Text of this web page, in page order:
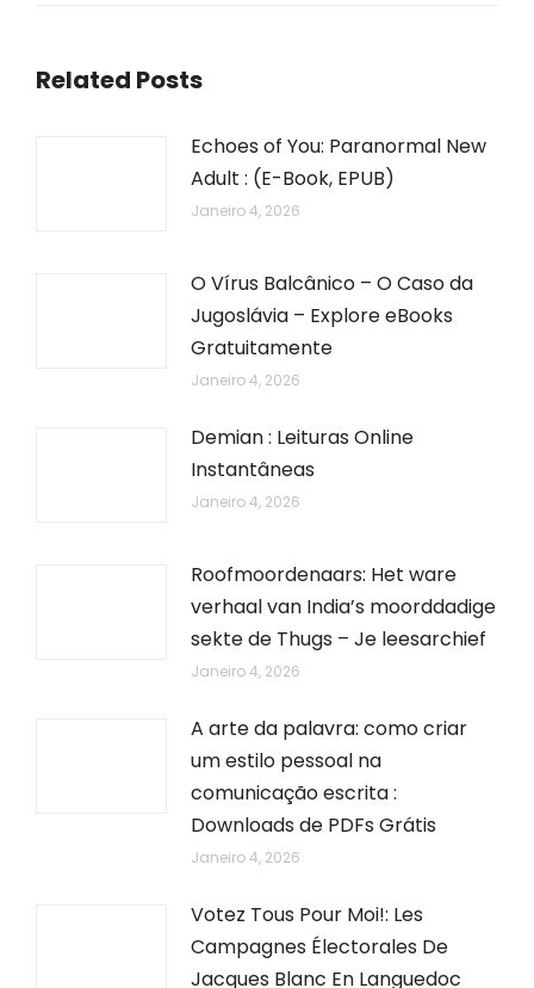
Related Posts
Echoes of You: Paranormal New
Adult : (E-Book, EPUB)
Janeiro 4, 2026
O Vírus Balcânico – O Caso da
Jugoslávia – Explore eBooks
Gratuitamente
Janeiro 4, 2026
Demian : Leituras Online
Instantâneas
Janeiro 4, 2026
Roofmoordenaars: Het ware
verhaal van India’s moorddadige
sekte de Thugs – Je leesarchief
Janeiro 4, 2026
A arte da palavra: como criar
um estilo pessoal na
comunicação escrita :
Downloads de PDFs Grátis
Janeiro 4, 2026
Votez Tous Pour Moi!: Les
Campagnes Électorales De
Jacques Blanc En Languedoc